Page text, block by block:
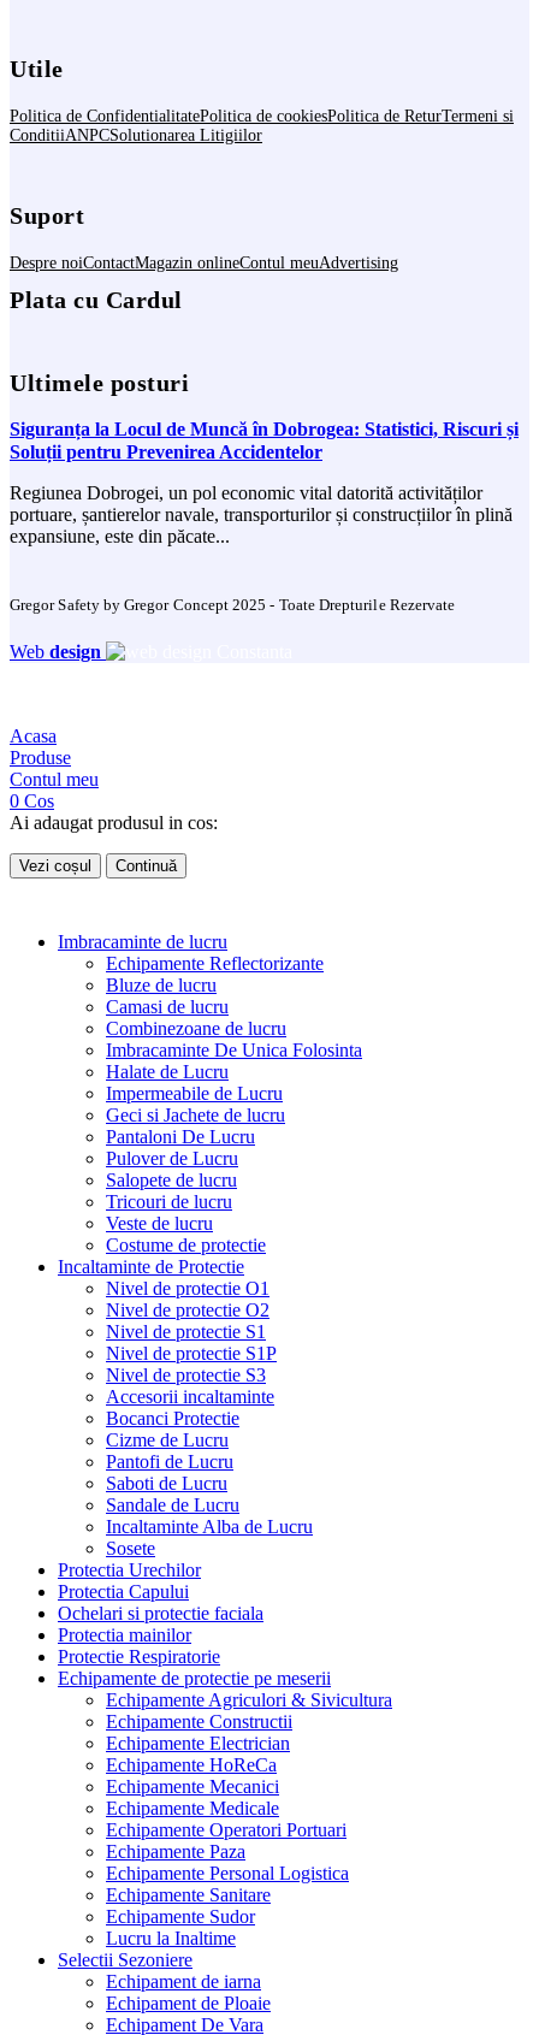
Utile
Politica de ConfidentialitatePolitica de cookiesPolitica de ReturTermeni si
ConditiiANPCSolutionarea Litigiilor
Suport
Despre noiContactMagazin onlineContul meuAdvertising
Plata cu Cardul
Ultimele posturi
Siguranța la Locul de Muncă în Dobrogea: Statistici, Riscuri și
Soluții pentru Prevenirea Accidentelor
Regiunea Dobrogei, un pol economic vital datorită activităților
portuare, șantierelor navale, transporturilor și construcțiilor în plină
expansiune, este din păcate...
Gregor Safety by Gregor Concept 2025 - Toate Drepturile Rezervate
Web design
Acasa
Produse
Contul meu
0 Cos
Ai adaugat produsul in cos:
Vezi coșul Continuă
Imbracaminte de lucru
Echipamente Reflectorizante
Bluze de lucru
Camasi de lucru
Combinezoane de lucru
Imbracaminte De Unica Folosinta
Halate de Lucru
Impermeabile de Lucru
Geci si Jachete de lucru
Pantaloni De Lucru
Pulover de Lucru
Salopete de lucru
Tricouri de lucru
Veste de lucru
Costume de protectie
Incaltaminte de Protectie
Nivel de protectie O1
Nivel de protectie O2
Nivel de protectie S1
Nivel de protectie S1P
Nivel de protectie S3
Accesorii incaltaminte
Bocanci Protectie
Cizme de Lucru
Pantofi de Lucru
Saboti de Lucru
Sandale de Lucru
Incaltaminte Alba de Lucru
Sosete
Protectia Urechilor
Protectia Capului
Ochelari si protectie faciala
Protectia mainilor
Protectie Respiratorie
Echipamente de protectie pe meserii
Echipamente Agriculori & Sivicultura
Echipamente Constructii
Echipamente Electrician
Echipamente HoReCa
Echipamente Mecanici
Echipamente Medicale
Echipamente Operatori Portuari
Echipamente Paza
Echipamente Personal Logistica
Echipamente Sanitare
Echipamente Sudor
Lucru la Inaltime
Selectii Sezoniere
Echipament de iarna
Echipament de Ploaie
Echipament De Vara